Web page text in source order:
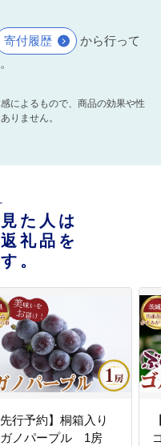
寄付履歴
から行って
によるもので、商品の効果や性
りません。
た人は
礼品を
。
先行予約】桐箱入り
ノパープル 1房